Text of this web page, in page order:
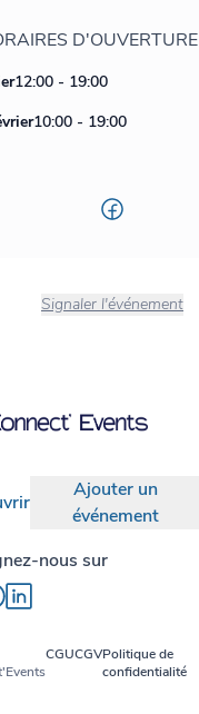
D'OUVERTURE
12:00 - 19:00
10:00 - 19:00
Signaler l'événement
Ajouter un
événement
nous sur
CGUCGVPolitique de
confidentialité